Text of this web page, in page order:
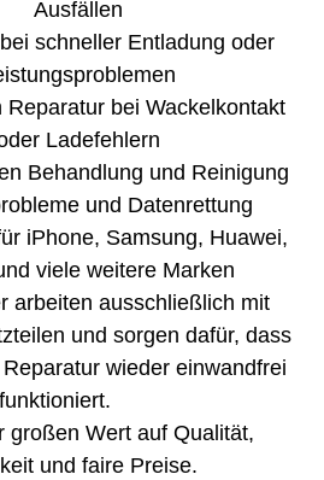
Ausfällen
schneller Entladung oder
Reparatur bei Wackelkontakt
Ladefehlern
Behandlung und Reinigung
und Datenrettung
iPhone, Samsung, Huawei,
viele weitere Marken
arbeiten ausschließlich mit
und sorgen dafür, dass
wieder einwandfrei
funktioniert.
großen Wert auf Qualität,
und faire Preise.